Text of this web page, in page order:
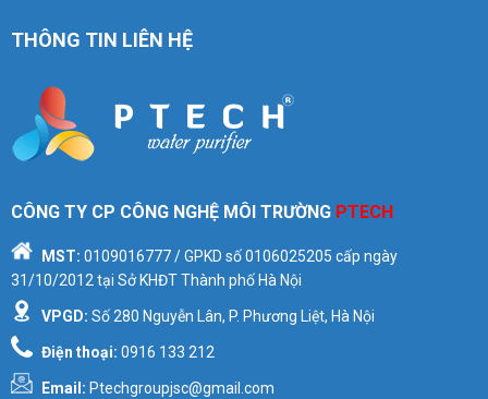
THÔNG TIN LIÊN HỆ
CÔNG TY CP CÔNG NGHỆ MÔI TRƯỜNG PTECH
MST: 0109016777/ GPKD số0106025205 cấp ngày
31/10/2012 tại Sở KHĐT Thành phố Hà Nội
VPGD: Số 280 Nguyễn Lân, P. Phương Liệt, Hà Nội
Điện thoại: 0916 133 212
Email: Ptechgroupjsc@gmail.com